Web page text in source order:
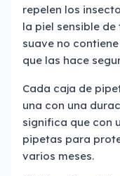
repelen los
la piel sensible
suave no
que las hace
Cada caja de
una con una
significa que con
pipetas para
varios meses.